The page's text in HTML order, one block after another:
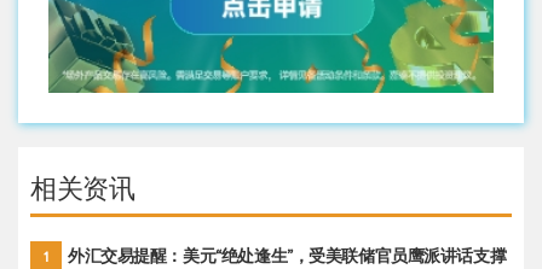
相关资讯
1 外汇交易提醒：美元“绝处逢生”，受美联储官员鹰派讲话支撑